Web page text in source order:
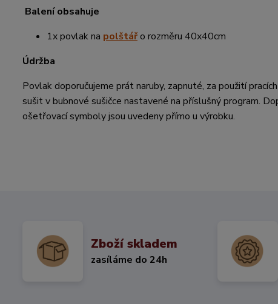
Balení obsahuje
1x povlak na polštářo rozměru 40x40cm
Údržba
Povlak doporučujeme prát naruby, zapnuté, za použití
sušit v bubnové sušičce nastavené na příslušný program.
ošetřovací symboly jsou uvedeny přímo u výrobku.
Zboží skladem
zasíláme do 24h